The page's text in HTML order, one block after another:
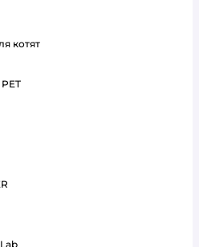
котят
PET
Lab